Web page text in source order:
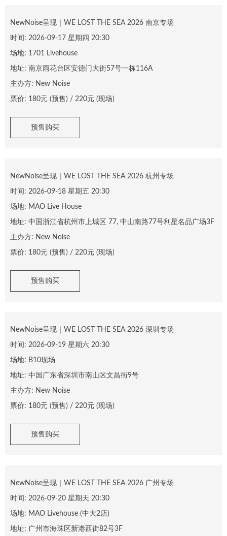
NewNoise呈现｜WE LOST THE SEA 2026 南京专场
时间: 2026-09-17 星期四 20:30
场地: 1701 Livehouse
地址: 南京雨花台区安德门大街57号一栋116A
主办方: New Noise
票价: 180元 (预售) / 220元 (现场)
预售购买
NewNoise呈现｜WE LOST THE SEA 2026 杭州专场
时间: 2026-09-18 星期五 20:30
场地: MAO Live House
地址: 中国浙江省杭州市上城区 77, 中山南路77号利星名品广场3F
主办方: New Noise
票价: 180元 (预售) / 220元 (现场)
预售购买
NewNoise呈现｜WE LOST THE SEA 2026 深圳专场
时间: 2026-09-19 星期六 20:30
场地: B10现场
地址: 中国广东省深圳市南山区文昌街9号
主办方: New Noise
票价: 180元 (预售) / 220元 (现场)
预售购买
NewNoise呈现｜WE LOST THE SEA 2026 广州专场
时间: 2026-09-20 星期天 20:30
场地: MAO Livehouse (中大2店)
地址: 广州市海珠区新港西街82号3F